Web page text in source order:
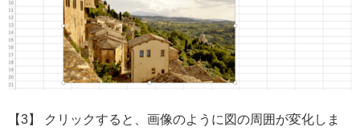
【3】 クリックすると、画像のように図の周囲が変化しま